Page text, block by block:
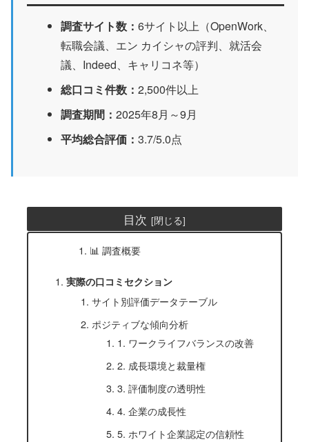
調査サイト数：6サイト以上（OpenWork、
転職会議、エン カイシャの評判、就活会
議、Indeed、キャリコネ等）
総口コミ件数：2,500件以上
調査期間：2025年8月～9月
平均総合評価：3.7/5.0点
目次
📊 調査概要
実際の口コミセクション
サイト別評価データテーブル
ポジティブな傾向分析
1. ワークライフバランスの改善
2. 成長環境と裁量権
3. 評価制度の透明性
4. 企業の成長性
5. ホワイト企業認定の信頼性